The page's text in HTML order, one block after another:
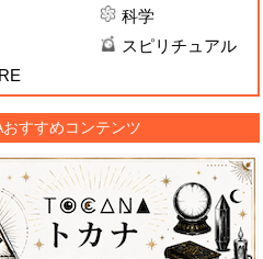
科学
スピリチュアル
すすめコンテンツ